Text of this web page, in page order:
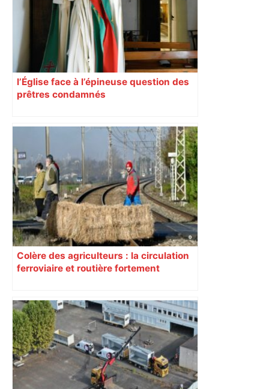
l’Église face à l’épineuse question des
prêtres condamnés
Colère des agriculteurs : la circulation
ferroviaire et routière fortement